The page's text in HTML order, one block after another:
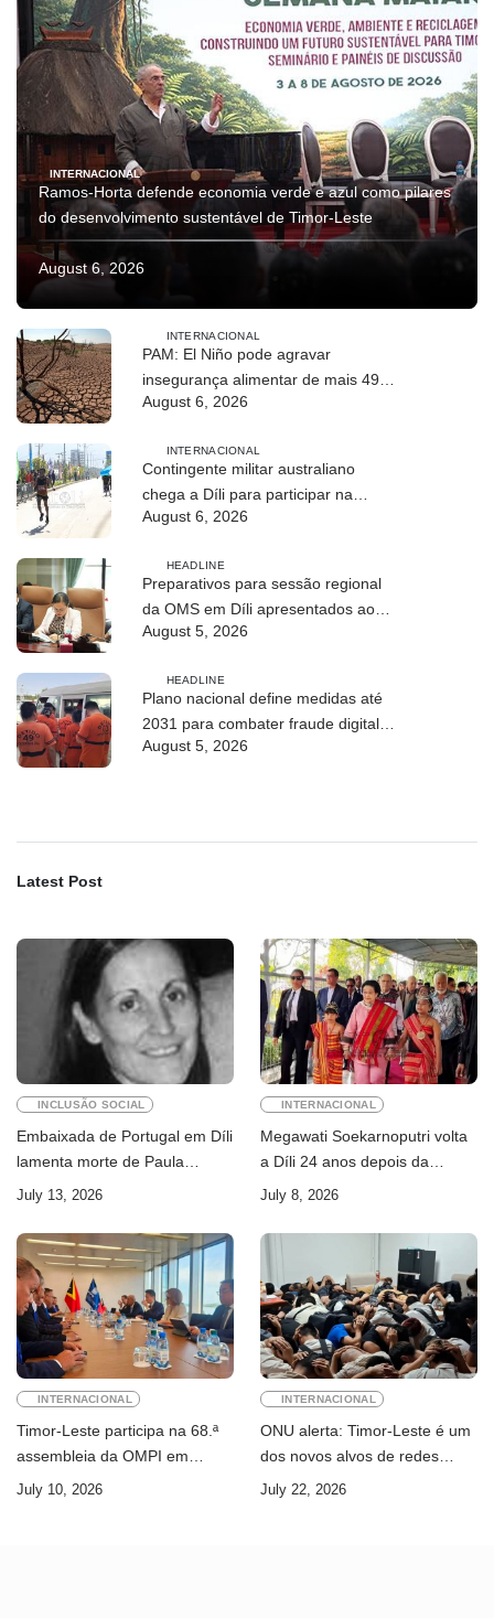
INTERNACIONAL
Ramos-Horta defende economia verde e azul como pilares
do desenvolvimento sustentável de Timor-Leste
August 6, 2026
INTERNACIONAL
PAM: El Niño pode agravar
insegurança alimentar de mais 49
milhões de pessoas até 2027
August 6, 2026
INTERNACIONAL
Contingente militar australiano
chega a Díli para participar na
Maratona Internacional de 2026
August 6, 2026
HEADLINE
Preparativos para sessão regional
da OMS em Díli apresentados ao
Conselho de Ministros
August 5, 2026
HEADLINE
Plano nacional define medidas até
2031 para combater fraude digital e
tráfico de pessoas
August 5, 2026
Latest Post
INCLUSÃO SOCIAL
Embaixada de Portugal em Díli
lamenta morte de Paula
Ferreira Pinto
July 13, 2026
INTERNACIONAL
Megawati Soekarnoputri volta
a Díli 24 anos depois da
primeira visita
July 8, 2026
INTERNACIONAL
Timor-Leste participa na 68.ª
assembleia da OMPI em
Genebra
July 10, 2026
INTERNACIONAL
ONU alerta: Timor-Leste é um
dos novos alvos de redes
internacionais de cibercrime
July 22, 2026